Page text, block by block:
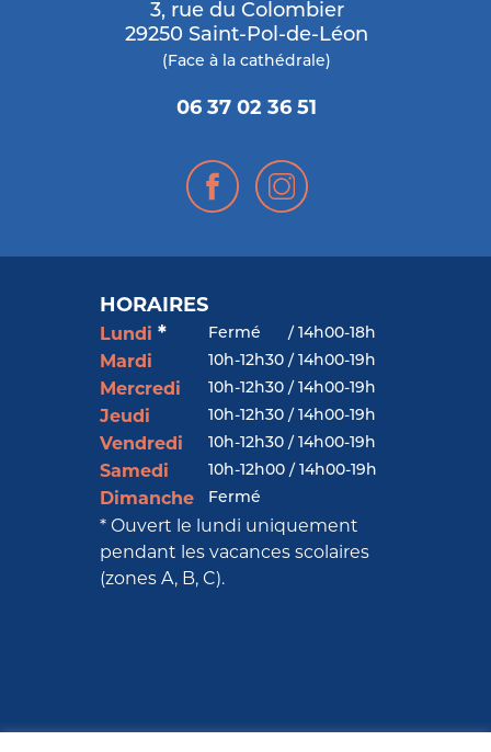
3, rue du Colombier
29250 Saint-Pol-de-Léon
(Face à la cathédrale)
06 37 02 36 51
HORAIRES
Lundi *
Mardi
Mercredi
Jeudi
Vendredi
Samedi
Dimanche
Fermé / 14h00-18h
10h-12h30 / 14h00-19h
10h-12h30 / 14h00-19h
10h-12h30 / 14h00-19h
10h-12h30 / 14h00-19h
10h-12h00 / 14h00-19h
Fermé
* Ouvert le lundi uniquement
pendant les vacances scolaires
(zones A, B, C).